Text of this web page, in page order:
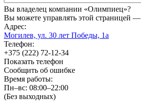
Вы владелец компании «Олимпиец»?
Вы можете управлять этой страницей —
Адрес:
Могилев, ул. 30 лет Победы, 1а
Телефон:
+375 (222) 72-12-34
Показать телефон
Сообщить об ошибке
Время работы:
Пн–вс: 08:00–22:00
(Без выходных)